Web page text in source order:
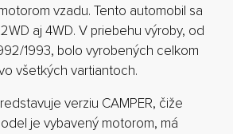
vzadu. Tento automobil sa
aj 4WD. V priebehu výroby, od
1993, bolo vyrobených celkom
všetkých vartiantoch.
verziu CAMPER, čiže
je vybavený motorom, má